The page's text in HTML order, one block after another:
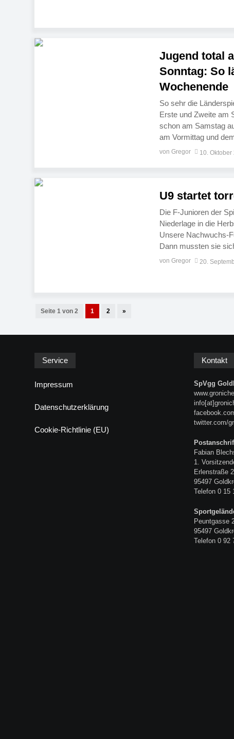
Jugend total
Sonntag: So
Wochenende
So sehr die
Erste und Zweite am
schon am Samstag
am Vormittag und
hochspannende
von Gregor 10. Oktober
U9 startet
Die F-Junioren der
Niederlage in die
Unsere Nachwuchs-
Dann mussten sie
Der Auftakt in
von Gregor 20.
Seite 1 von 2 1 2 »
Service
Impressum
Datenschutzerklärung
Cookie-Richtlinie (EU)
Kontakt
SpVgg
twitter.com/
Fabian
1.
Erlenstraße 2
95497
Telefon 0 15
Peuntgasse
95497
Telefon 0 92